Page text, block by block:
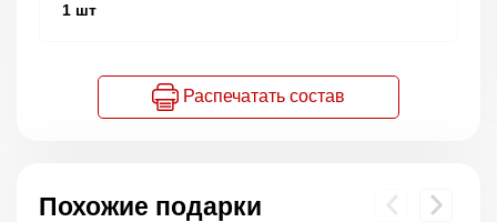
1 шт
Распечатать состав
Похожие подарки